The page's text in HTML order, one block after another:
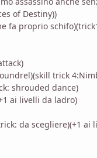
of Destiny))
fa proprio
trick
shrouded dance)
ai livelli da ladro)
da scegliere)(+1 ai